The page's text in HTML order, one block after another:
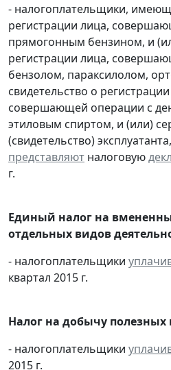
- налогоплательщики,
регистрации лица,
прямогонным бензином, и
регистрации лица,
бензолом, параксилолом,
свидетельство о
совершающей операции с
этиловым спиртом, и (или)
(свидетельство) эксплуатанта,
представляют налоговую
г.
Единый налог на
отдельных видов
- налогоплательщики
квартал 2015 г.
Налог на добычу
- налогоплательщики
2015 г.